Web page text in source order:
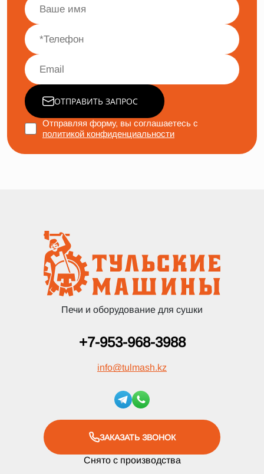
ОТПРАВИТЬ ЗАПРОС
Отправляя форму, вы соглашаетесь с
политикой конфиденциальности
Печи и оборудование для сушки
+7-953-968-3988
info@tulmash.kz
ЗАКАЗАТЬ ЗВОНОК
Снято с производства